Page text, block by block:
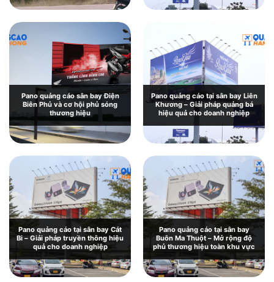
Pano quảng cáo sân bay Điện
Biên Phủ và cơ hội phủ sóng
thương hiệu
Pano quảng cáo tại sân bay Liên
Khương – Giải pháp quảng bá
hiệu quả cho doanh nghiệp
Pano quảng cáo tại sân bay Cát
Bi – Giải pháp truyền thông hiệu
quả cho doanh nghiệp
Pano quảng cáo tại sân bay
Buôn Ma Thuột – Mở rộng độ
phủ thương hiệu toàn khu vực
Pano quảng cáo tại sân bay Chu
Lai: Giới thiệu và báo giá chi tiết